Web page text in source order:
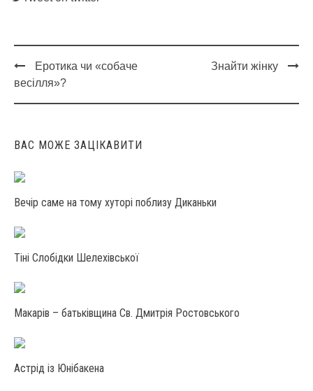
Post
navigation
Еротика чи «собаче
весілля»?
Знайти жінку
ВАС МОЖЕ ЗАЦІКАВИТИ
Вечір саме на тому хуторі поблизу Диканьки
Тіні Слобідки Шелехівської
Макарів – батьківщина Св. Дмитрія Ростовського
Астрід із Юнібакена